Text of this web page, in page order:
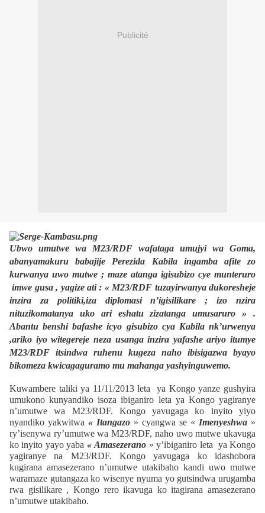
Publicité
Ubwo umutwe wa M23/RDF wafataga umujyi wa Goma,
abanyamakuru babajije Perezida Kabila ingamba afite zo
kurwanya uwo mutwe ; maze atanga igisubizo cye munteruro
imwe gusa , yagize ati : « M23/RDF tuzayirwanya dukoresheje
inzira za politiki,iza diplomasi n’igisilikare ; izo nzira
nituzikomatanya uko ari eshatu zizatanga umusaruro » .
Abantu benshi bafashe icyo gisubizo cya Kabila nk’urwenya
,ariko iyo witegereje neza usanga inzira yafashe ariyo itumye
M23/RDF itsindwa ruhenu kugeza naho ibisigazwa byayo
bikomeza kwicagaguramo mu mahanga yashyinguwemo.
Kuwambere taliki ya 11/11/2013 leta ya Kongo yanze gushyira
umukono kunyandiko isoza ibiganiro leta ya Kongo yagiranye
n’umutwe wa M23/RDF. Kongo yavugaga ko inyito yiyo
nyandiko yakwitwa « Itangazo » cyangwa se « Imenyeshwa »
ry’isenywa ry’umutwe wa M23/RDF, naho uwo mutwe ukavuga
ko inyito yayo yaba « Amasezerano » y’ibiganiro leta ya Kongo
yagiranye na M23/RDF. Kongo yavugaga ko idashobora
kugirana amasezerano n’umutwe utakibaho kandi uwo mutwe
waramaze gutangaza ko wisenye nyuma yo gutsindwa urugamba
rwa gisilikare , Kongo rero ikavuga ko itagirana amasezerano
n’umutwe utakibaho.